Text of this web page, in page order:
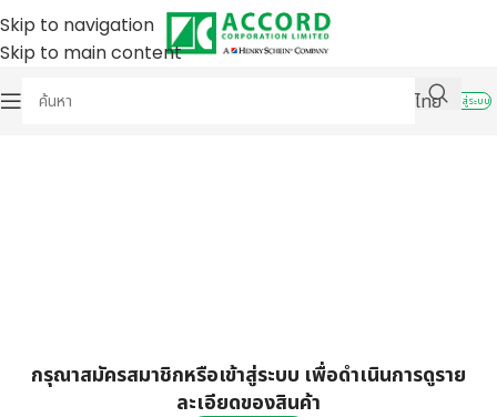
Skip to navigation
Skip to main content
ไทย
เข้าสู่ระบบ
กรุณาสมัครสมาชิกหรือเข้าสู่ระบบ เพื่อดำเนินการดูราย
ละเอียดของสินค้า